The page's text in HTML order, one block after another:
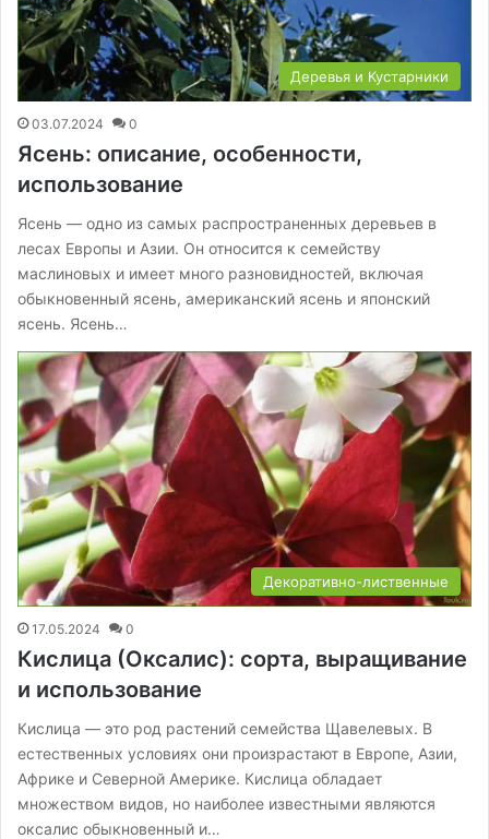
Деревья и Кустарники
03.07.2024 0
Ясень: описание, особенности,
использование
Ясень — одно из самых распространенных деревьев в
лесах Европы и Азии. Он относится к семейству
маслиновых и имеет много разновидностей, включая
обыкновенный ясень, американский ясень и японский
ясень. Ясень…
Декоративно-лиственные
17.05.2024 0
Кислица (Оксалис): сорта, выращивание
и использование
Кислица — это род растений семейства Щавелевых. В
естественных условиях они произрастают в Европе, Азии,
Африке и Северной Америке. Кислица обладает
множеством видов, но наиболее известными являются
оксалис обыкновенный и…